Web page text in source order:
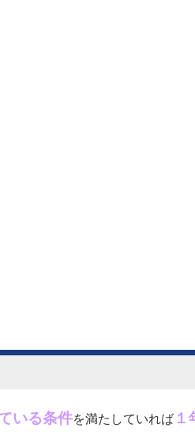
いる条件を満たしていれば １